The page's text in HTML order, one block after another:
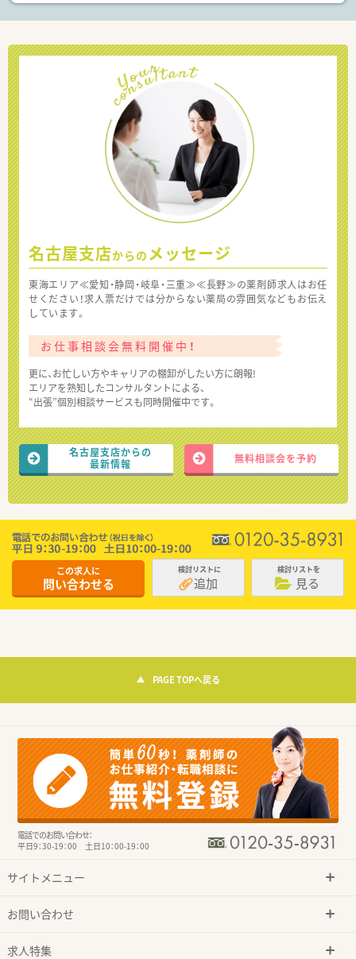
名古屋支店からの メッセージ
東海エリア≪愛知・静岡・岐阜・三重≫≪長野≫の薬剤師求人はお任
せください！求人票だけでは分からない薬局の雰囲気などもお伝え
しています。
お仕事相談会無料開催中！
更に、お忙しい方やキャリアの棚卸がしたい方に朗報!
エリアを熟知したコンサルタントによる、
“出張”個別相談サービスも同時開催中です。
名古屋支店からの
最新情報
無料相談会を予約
この求人に
問い合わせる
検討リストに
追加
検討リストを
見る
PAGE TOPへ戻る
電話でのお問い合わせ：
平日9：30-19：00 土日10：00-19：00
サイトメニュー
お問い合わせ
求人特集